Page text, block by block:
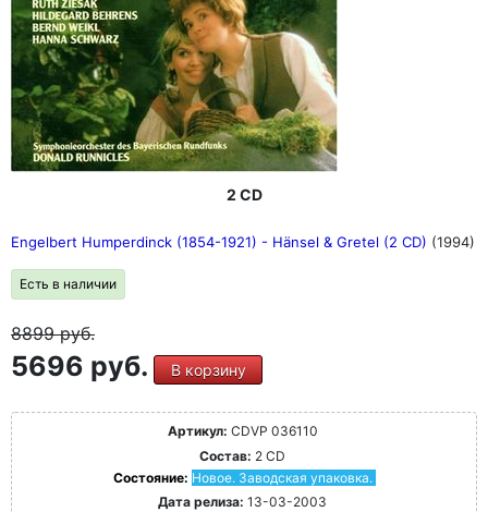
2 CD
Engelbert Humperdinck (1854-1921) - Hänsel & Gretel (2 CD) (1994)
Есть в наличии
8899руб.
5696 руб. В корзину
Артикул: CDVP 036110
Состав: 2 CD
Состояние: Новое. Заводская упаковка.
Дата релиза: 13-03-2003